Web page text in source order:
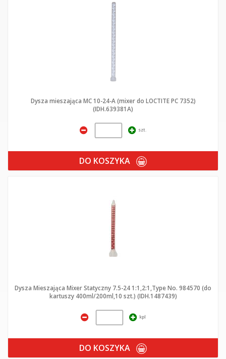
Dysza mieszająca MC 10-24-A (mixer do LOCTITE PC 7352)
(IDH.639381A)
szt.
DO KOSZYKA
Dysza Mieszająca Mixer Statyczny 7.5-24 1:1,2:1,Type No. 984570 (do
kartuszy 400ml/200ml,10 szt.) (IDH.1487439)
kpl
DO KOSZYKA